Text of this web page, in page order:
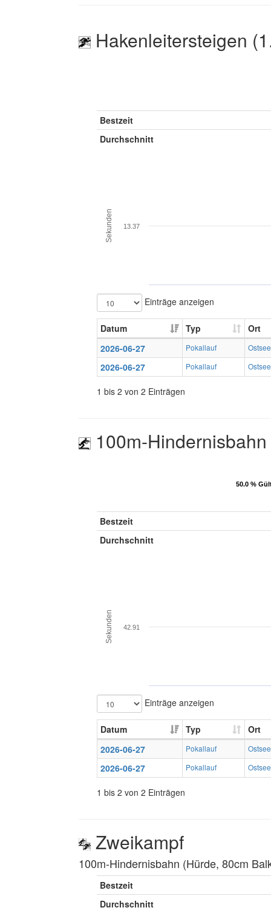
Hakenleitersteigen
Bestzeit
Durchschnitt
Sekunden 13.37
Einträge anzeigen
Datum Typ
Ort
2026-06-27
Pokallauf
2026-06-27 Pokallauf
1 bis 2 von 2 Einträgen
100m-
50.0 %
50.0 %
Bestzeit
Durchschnitt
Sekunden 42.91
Einträge anzeigen
Datum Typ
Ort
2026-06-27
Pokallauf
2026-06-27 Pokallauf
1 bis 2 von 2 Einträgen
Zweikampf
100m-Hindernisbahn (Hürde, 80cm
Bestzeit
Durchschnitt